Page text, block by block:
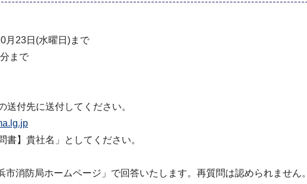
月23日(水曜日)まで
まで
付先に送付してください。
】貴社名」としてください。
消防局ホームページ」で回答いたします。再質問は認められません。